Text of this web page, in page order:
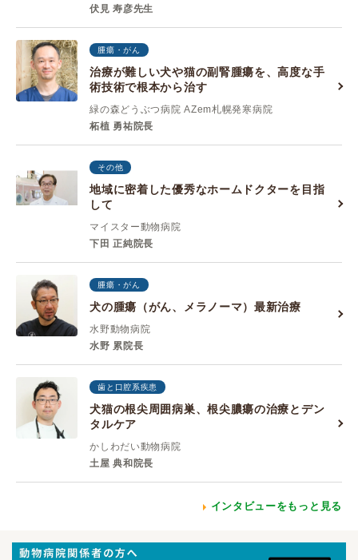
伏見 寿彦先生
腫瘍・がん
治療が難しい犬や猫の副腎腫瘍を、高度な手
術技術で根本から治す
緑の森どうぶつ病院 AZem札幌発寒病院
柘植 勇祐院長
その他
地域に密着した優秀なホームドクターを目指
して
マイスター動物病院
下田 正純院長
腫瘍・がん
犬の腫瘍（がん、メラノーマ）最新治療
水野動物病院
水野 累院長
歯と口腔系疾患
犬猫の根尖周囲病巣、根尖膿瘍の治療とデン
タルケア
かしわだい動物病院
土屋 典和院長
インタビューをもっと見る